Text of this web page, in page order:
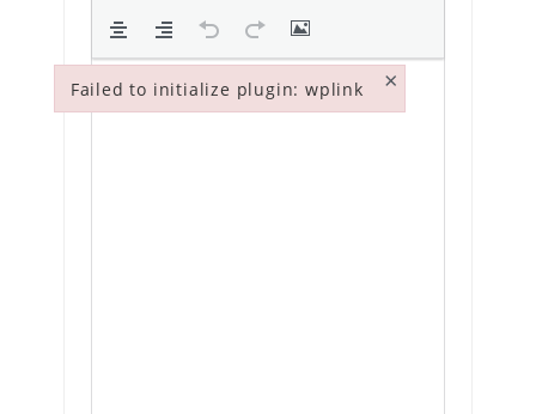
Failed to initialize plugin: wplink ×
Failed to initialize plugin: wplink